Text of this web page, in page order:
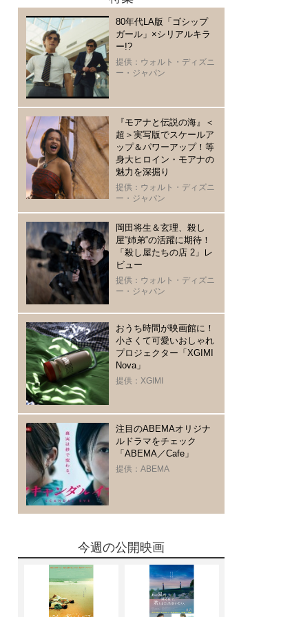
80年代LA版「ゴシップ
ガール」×シリアルキラ
ー!?
提供：ウォルト・ディズニ
ー・ジャパン
『モアナと伝説の海』＜
超＞実写版でスケールア
ップ＆パワーアップ！等
身大ヒロイン・モアナの
魅力を深掘り
提供：ウォルト・ディズニ
ー・ジャパン
岡田将生＆玄理、殺し
屋“姉弟“の活躍に期待！
「殺し屋たちの店 2」レ
ビュー
提供：ウォルト・ディズニ
ー・ジャパン
おうち時間が映画館に！
小さくて可愛いおしゃれ
プロジェクター「XGIMI
Nova」
提供：XGIMI
注目のABEMAオリジナ
ルドラマをチェック
「ABEMA／Cafe」
提供：ABEMA
今週の公開映画